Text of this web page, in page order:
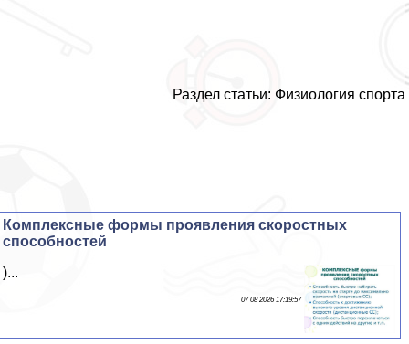
Раздел статьи: Физиология спорта
Комплексные формы проявления скоростных
способностей
)...
07 08 2026 17:19:57